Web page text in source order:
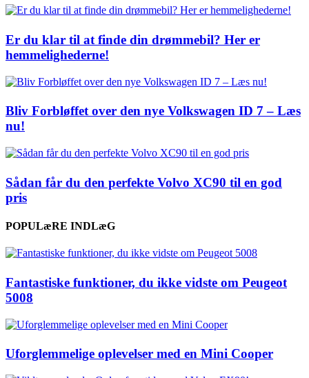
Er du klar til at finde din drømmebil? Her er
hemmelighederne!
Bliv Forbløffet over den nye Volkswagen ID 7 – Læs
nu!
Sådan får du den perfekte Volvo XC90 til en god
pris
POPULæRE INDLæG
Fantastiske funktioner, du ikke vidste om Peugeot
5008
Uforglemmelige oplevelser med en Mini Cooper